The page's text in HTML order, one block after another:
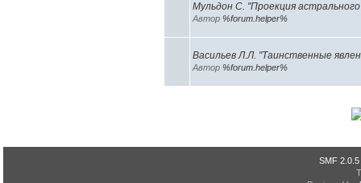
Мульдон С. "Проекция
Автор %forum.helper%
Васильев Л.Л. "Таинственные
Автор %forum.helper%
SMF 2.0.5